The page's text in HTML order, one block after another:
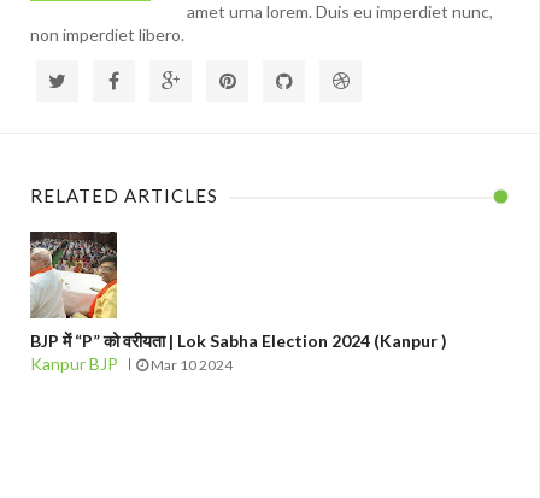
amet urna lorem. Duis eu imperdiet nunc,
non imperdiet libero.
RELATED ARTICLES
BJP में “P” को वरीयता | Lok Sabha Election 2024 (Kanpur )
Kanpur BJP
Mar 10 2024